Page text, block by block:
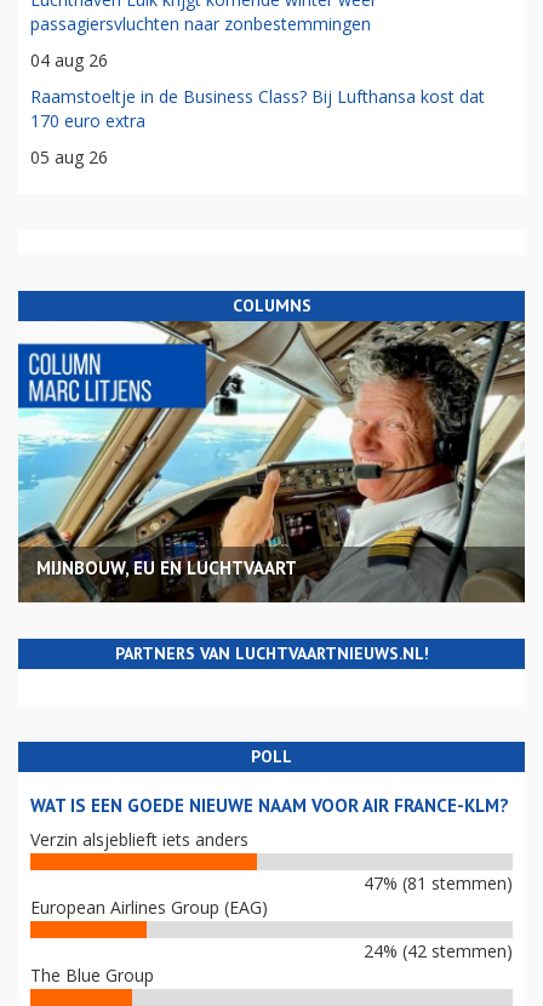
passagiersvluchten naar zonbestemmingen
04 aug 26
Raamstoeltje in de Business Class? Bij Lufthansa kost dat
170 euro extra
05 aug 26
COLUMNS
MIJNBOUW, EU EN LUCHTVAART
PARTNERS VAN LUCHTVAARTNIEUWS.NL!
POLL
WAT IS EEN GOEDE NIEUWE NAAM VOOR AIR FRANCE-KLM?
Verzin alsjeblieft iets anders
47% (81 stemmen)
European Airlines Group (EAG)
24% (42 stemmen)
The Blue Group